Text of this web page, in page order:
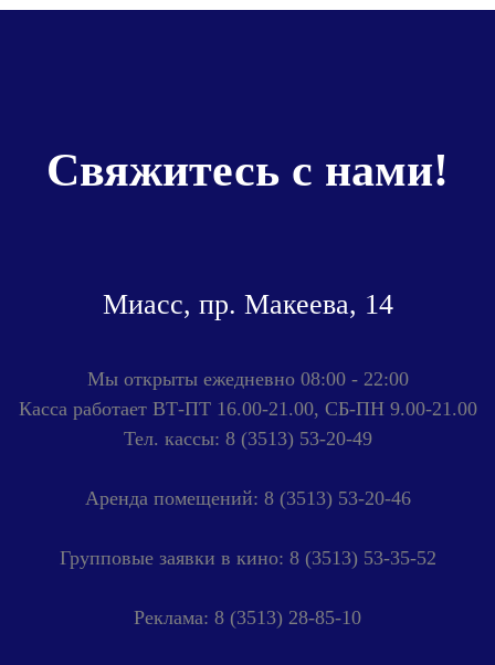
Свяжитесь с нами!
Миасс, пр. Макеева, 14
Мы открыты ежедневно 08:00 - 22:00
Касса работает ВТ-ПТ 16.00-21.00, СБ-ПН 9.00-21.00
Тел. кассы: 8 (3513) 53-20-49
Аренда помещений: 8 (3513) 53-20-46
Групповые заявки в кино: 8 (3513) 53-35-52
Реклама: 8 (3513) 28-85-10